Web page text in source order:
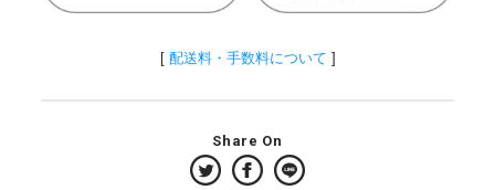
[ 配送料・手数料について ]
Share On